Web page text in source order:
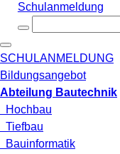
Schulanmeldung
SCHULANMELDUNG
Bildungsangebot
Abteilung Bautechnik
Hochbau
Tiefbau
Bauinformatik